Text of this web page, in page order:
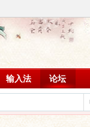
输入法 论坛